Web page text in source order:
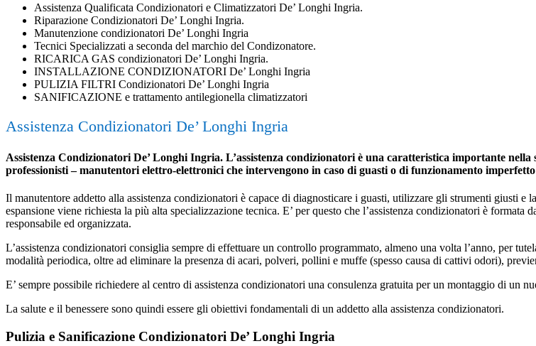
Assistenza Qualificata Condizionatori e Climatizzatori De’ Longhi Ingria.
Riparazione Condizionatori De’ Longhi Ingria.
Manutenzione condizionatori De’ Longhi Ingria
Tecnici Specializzati a seconda del marchio del Condizonatore.
RICARICA GAS condizionatori De’ Longhi Ingria.
INSTALLAZIONE CONDIZIONATORI De’ Longhi Ingria
PULIZIA FILTRI Condizionatori De’ Longhi Ingria
SANIFICAZIONE e trattamento antilegionella climatizzatori
Assistenza Condizionatori De’ Longhi Ingria
Assistenza Condizionatori De’ Longhi Ingria. L’assistenza condizionatori è una caratteristica importante
professionisti – manutentori elettro-elettronici che intervengono in caso di guasti o di funzionamento
Il manutentore addetto alla assistenza condizionatori è capace di diagnosticare i guasti, utilizzare gli strumenti giusti
espansione viene richiesta la più alta specializzazione tecnica. E’ per questo che l’assistenza condizionatori è
responsabile ed organizzata.
L’assistenza condizionatori consiglia sempre di effettuare un controllo programmato, almeno una volta l’anno, per
modalità periodica, oltre ad eliminare la presenza di acari, polveri, pollini e muffe (spesso causa di cattivi odori),
E’ sempre possibile richiedere al centro di assistenza condizionatori una consulenza gratuita per un montaggio di un
La salute e il benessere sono quindi essere gli obiettivi fondamentali di un addetto alla assistenza condizionatori.
Pulizia e Sanificazione Condizionatori De’ Longhi Ingria